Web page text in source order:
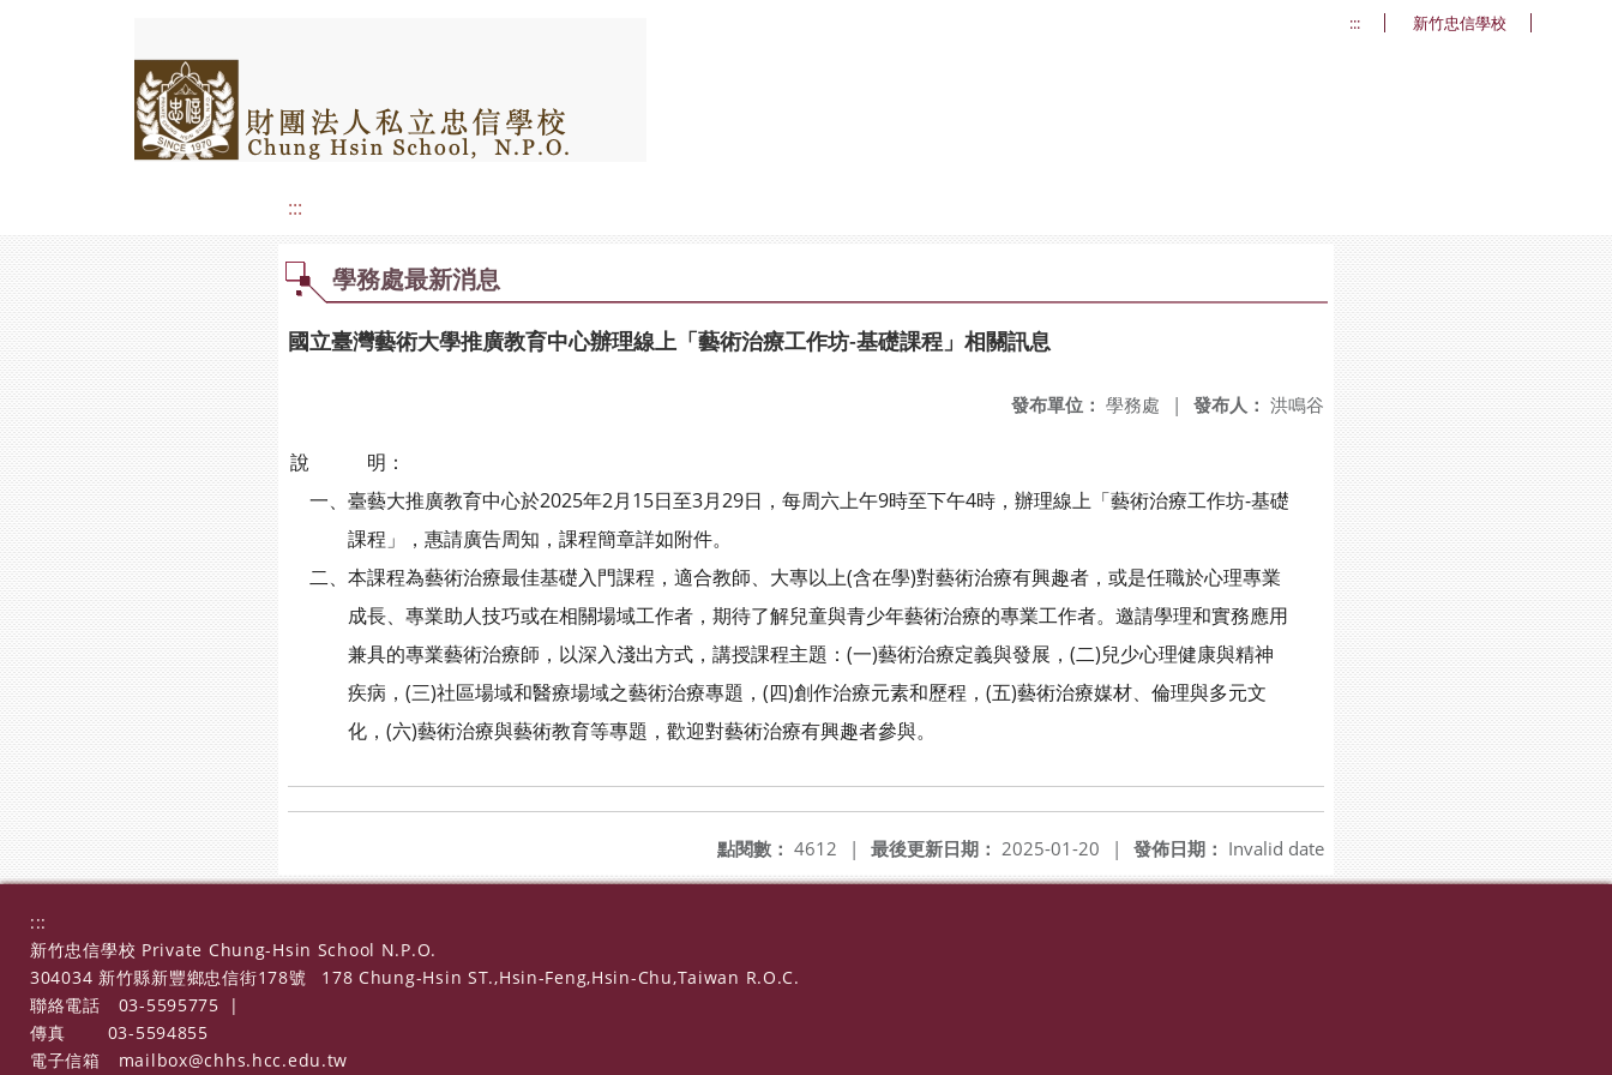
::: 新竹忠信學校
:::
學務處最新消息
國立臺灣藝術大學推廣教育中心辦理線上「藝術治療工作坊-基礎課程」相關訊息
發布人： 洪鳴谷
發布單位： 學務處 |
說 明：
一、臺藝大推廣教育中心於2025年2月15日至3月29日，每周六上午9時至下午4時，辦理線上「藝術治療工作坊-基礎
課程」，惠請廣告周知，課程簡章詳如附件。
二、本課程為藝術治療最佳基礎入門課程，適合教師、大專以上(含在學)對藝術治療有興趣者，或是任職於心理專業
成長、專業助人技巧或在相關場域工作者，期待了解兒童與青少年藝術治療的專業工作者。邀請學理和實務應用
兼具的專業藝術治療師，以深入淺出方式，講授課程主題：(一)藝術治療定義與發展，(二)兒少心理健康與精神
疾病，(三)社區場域和醫療場域之藝術治療專題，(四)創作治療元素和歷程，(五)藝術治療媒材、倫理與多元文
化，(六)藝術治療與藝術教育等專題，歡迎對藝術治療有興趣者參與。
發佈日期： Invalid date
最後更新日期： 2025-01-20 |
點閱數： 4612 |
:::
新竹忠信學校 Private Chung-Hsin School N.P.O.
304034 新竹縣新豐鄉忠信街178號
178 Chung-Hsin ST.,Hsin-Feng,Hsin-Chu,Taiwan R.O.C.
聯絡電話
03-5595775
|
傳真
03-5594855
電子信箱
mailbox@chhs.hcc.edu.tw